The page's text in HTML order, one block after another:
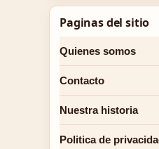
Paginas del sitio
Quienes somos
Contacto
Nuestra historia
Politica de